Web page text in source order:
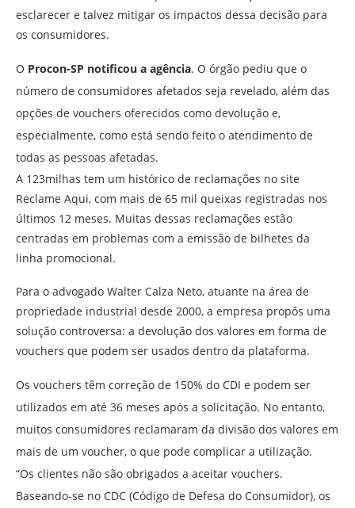
esclarecer e talvez mitigar os impactos dessa decisão para
os consumidores.
O Procon-SP notificou a agência. O órgão pediu que o
número de consumidores afetados seja revelado, além das
opções de vouchers oferecidos como devolução e,
especialmente, como está sendo feito o atendimento de
todas as pessoas afetadas.
A 123milhas tem um histórico de reclamações no site
Reclame Aqui, com mais de 65 mil queixas registradas nos
últimos 12 meses. Muitas dessas reclamações estão
centradas em problemas com a emissão de bilhetes da
linha promocional.
Para o advogado Walter Calza Neto, atuante na área de
propriedade industrial desde 2000, a empresa propôs uma
solução controversa: a devolução dos valores em forma de
vouchers que podem ser usados dentro da plataforma.
Os vouchers têm correção de 150% do CDI e podem ser
utilizados em até 36 meses após a solicitação. No entanto,
muitos consumidores reclamaram da divisão dos valores em
mais de um voucher, o que pode complicar a utilização.
“Os clientes não são obrigados a aceitar vouchers.
Baseando-se no CDC (Código de Defesa do Consumidor), os